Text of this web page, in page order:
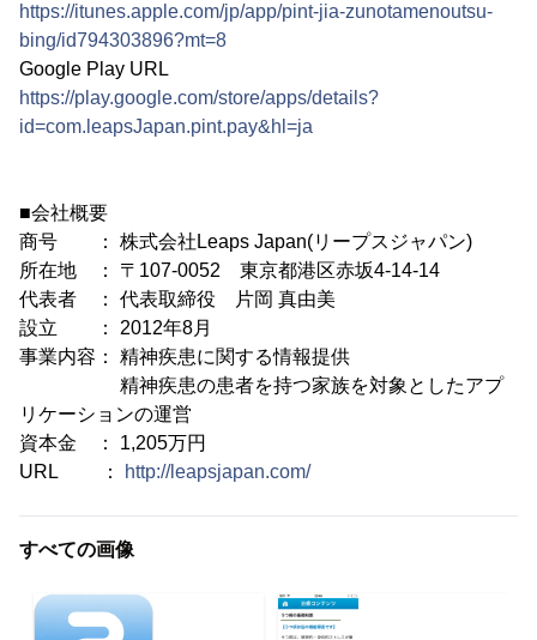
https://itunes.apple.com/jp/app/pint-jia-zunotamenoutsu-
bing/id794303896?mt=8
Google Play URL
https://play.google.com/store/apps/details?
id=com.leapsJapan.pint.pay&hl=ja
■会社概要
商号 ： 株式会社Leaps Japan(リープスジャパン)
所在地 ： 〒107-0052 東京都港区赤坂4-14-14
代表者 ： 代表取締役 片岡 真由美
設立 ： 2012年8月
事業内容： 精神疾患に関する情報提供
精神疾患の患者を持つ家族を対象としたアプ
リケーションの運営
資本金 ： 1,205万円
URL ：
http://leapsjapan.com/
すべての画像